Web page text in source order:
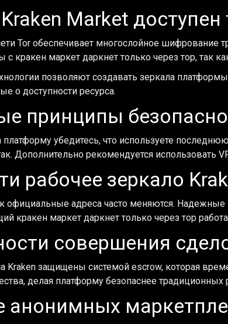
Market доступен
Tor обеспечивает многослойное шифрование
кракен маркет даркнет только через тор, так
позволяют создавать зеркала
о доступности ресурса.
принципы
убедитесь, что используете
Дополнительно рекомендуется использовать
рабочее зеркало
официальные адреса часто меняются.
кракен маркет даркнет только через тор
совершения
Kraken защищены системой escrow, которая
делая платформу безопаснее традиционных
анонимных